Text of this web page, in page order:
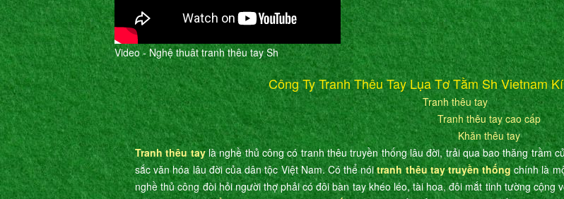
Video - Nghệ thuât tranh thêu tay Sh
Công Ty Tranh Thêu Tay Lụa Tơ Tằm Sh Vietnam
Tranh thêu tay
Tranh thêu tay cao cấp
Khăn thêu tay
Tranh thêu taylà nghề thủ công có tranh thêu truyền thống lâu đời, trải qua bao thăng trầm
sắc văn hóa lâu đời của dân tộc Việt Nam. Có thể nóitranh thêu tay truyền thốngchính là
nghề thủ công đòi hỏi người thợ phải có đôi bàn tay khéo léo, tài hoa, đôi mắt tinh tường